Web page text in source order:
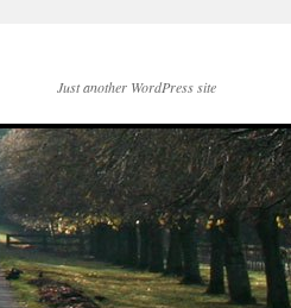
Just another WordPress site